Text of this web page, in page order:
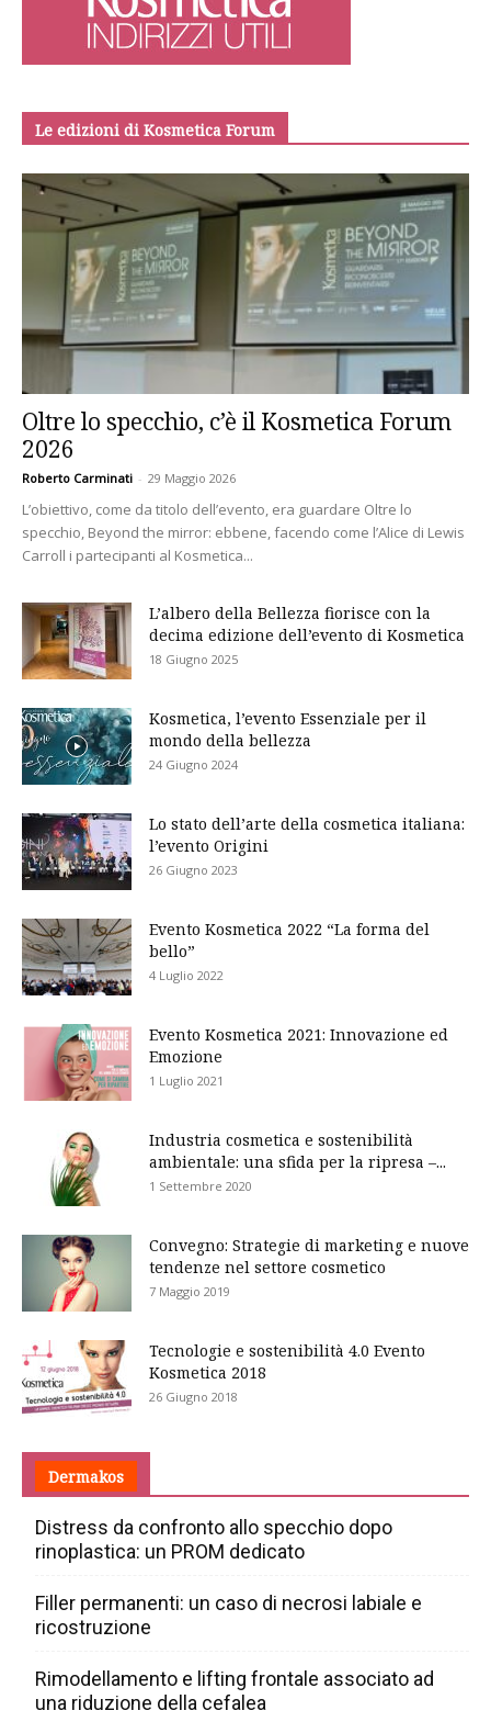
Le edizioni di Kosmetica Forum
Oltre lo specchio, c’è il Kosmetica Forum
2026
Roberto Carminati - 29 Maggio 2026
L’obiettivo, come da titolo dell’evento, era guardare Oltre lo
specchio, Beyond the mirror: ebbene, facendo come l’Alice di Lewis
Carroll i partecipanti al Kosmetica...
L’albero della Bellezza fiorisce con la
decima edizione dell’evento di Kosmetica
18 Giugno 2025
Kosmetica, l’evento Essenziale per il
mondo della bellezza
24 Giugno 2024
Lo stato dell’arte della cosmetica italiana:
l’evento Origini
26 Giugno 2023
Evento Kosmetica 2022 “La forma del
bello”
4 Luglio 2022
Evento Kosmetica 2021: Innovazione ed
Emozione
1 Luglio 2021
Industria cosmetica e sostenibilità
ambientale: una sfida per la ripresa –...
1 Settembre 2020
Convegno: Strategie di marketing e nuove
tendenze nel settore cosmetico
7 Maggio 2019
Tecnologie e sostenibilità 4.0 Evento
Kosmetica 2018
26 Giugno 2018
Dermakos
Distress da confronto allo specchio dopo
rinoplastica: un PROM dedicato
Filler permanenti: un caso di necrosi labiale e
ricostruzione
Rimodellamento e lifting frontale associato ad
una riduzione della cefalea